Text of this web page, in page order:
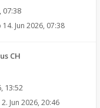
07:38
14. Jun 2026, 07:38
CH
13:52
2. Jun 2026, 20:46